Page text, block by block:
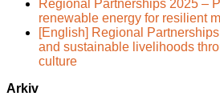
Regional Partnerships 2025 –
renewable energy for resilient
[English] Regional
and sustainable livelihoods
culture
Arkiv